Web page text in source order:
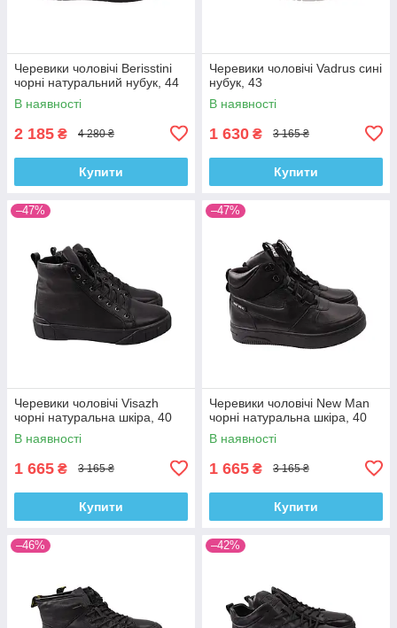
Черевики чоловічі Berisstini
чорні натуральний нубук, 44
В наявності
2 185 ₴ 4 280 ₴
Купити
Черевики чоловічі Vadrus сині
нубук, 43
В наявності
1 630 ₴ 3 165 ₴
Купити
–47%
Черевики чоловічі Visazh
чорні натуральна шкіра, 40
В наявності
1 665 ₴ 3 165 ₴
Купити
–47%
Черевики чоловічі New Man
чорні натуральна шкіра, 40
В наявності
1 665 ₴ 3 165 ₴
Купити
–46% –42%